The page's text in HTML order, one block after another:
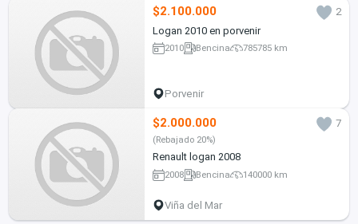
$2.100.000
2
Logan 2010 en porvenir
2010 Bencina 785785 km
Porvenir
$2.000.000 7
(Rebajado 20%)
Renault logan 2008
2008 Bencina 140000 km
Viña del Mar